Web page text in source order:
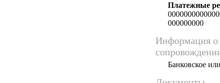
Платежные
000000000
Информация о
Банковское